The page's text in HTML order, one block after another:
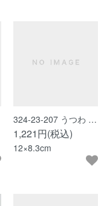
324-23-207 うつわ …
1,221円(税込)
12×8.3cm